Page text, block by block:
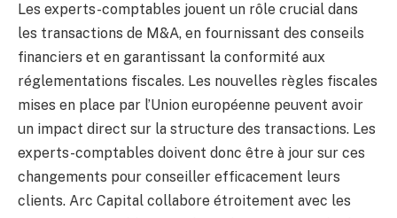
Les experts-comptables jouent un rôle crucial dans
les transactions de M&A, en fournissant des conseils
financiers et en garantissant la conformité aux
réglementations fiscales. Les nouvelles règles fiscales
mises en place par l’Union européenne peuvent avoir
un impact direct sur la structure des transactions. Les
experts-comptables doivent donc être à jour sur ces
changements pour conseiller efficacement leurs
clients. Arc Capital collabore étroitement avec les